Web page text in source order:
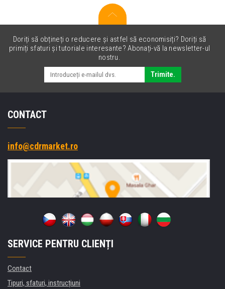
Doriți să obțineți o reducere și astfel să economisiți? Doriți să
primiți sfaturi și tutoriale interesante? Abonați-vă la newsletter-ul
nostru.
Trimite.
CONTACT
info@cdrmarket.ro
SERVICE PENTRU CLIENȚI
Contact
Tipuri, sfaturi, instrucțiuni